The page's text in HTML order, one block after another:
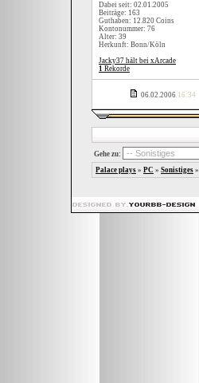
Dabei seit: 02.01.2005
Beiträge: 163
Guthaben: 12.820 Coins
Kontonummer: 76
Alter: 39
Herkunft: Bonn/Köln
Jacky37 hält bei xArcade
1 Rekorde
06.02.2006 16:34
Gehe zu:
Palace plays » PC » Sonistiges »